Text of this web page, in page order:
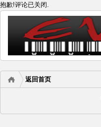
抱歉!评论已关闭.
返回首页